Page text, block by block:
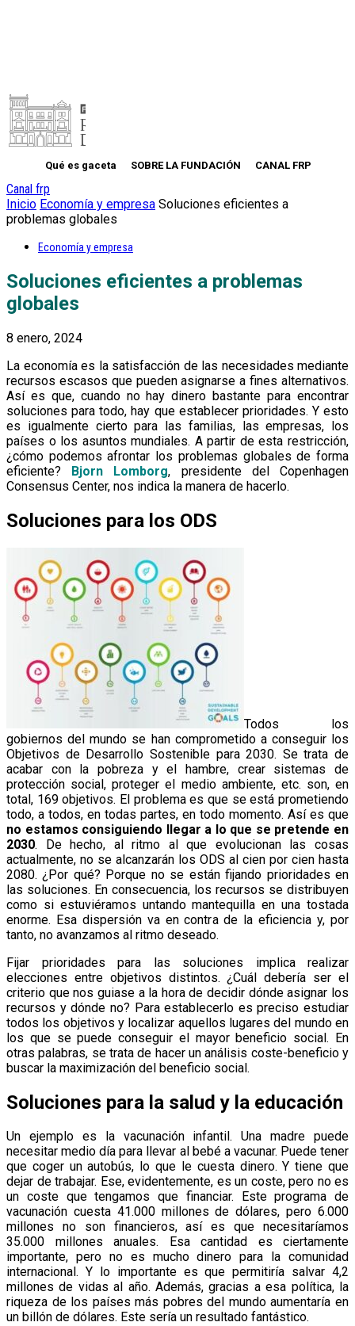
Qué es gaceta SOBRE LA FUNDACIÓN CANAL FRP
Canal frp
Inicio Economía y empresa Soluciones eficientes a
problemas globales
Economía y empresa
Soluciones eficientes a problemas
globales
8 enero, 2024
La economía es la satisfacción de las necesidades mediante
recursos escasos que pueden asignarse a fines alternativos.
Así es que, cuando no hay dinero bastante para encontrar
soluciones para todo, hay que establecer prioridades. Y esto
es igualmente cierto para las familias, las empresas, los
países o los asuntos mundiales. A partir de esta restricción,
¿cómo podemos afrontar los problemas globales de forma
eficiente? Bjorn Lomborg, presidente del Copenhagen
Consensus Center, nos indica la manera de hacerlo.
Soluciones para los ODS
Todos los
gobiernos del mundo se han comprometido a conseguir los
Objetivos de Desarrollo Sostenible para 2030. Se trata de
acabar con la pobreza y el hambre, crear sistemas de
protección social, proteger el medio ambiente, etc. son, en
total, 169 objetivos. El problema es que se está prometiendo
todo, a todos, en todas partes, en todo momento. Así es que
no estamos consiguiendo llegar a lo que se pretende en
2030. De hecho, al ritmo al que evolucionan las cosas
actualmente, no se alcanzarán los ODS al cien por cien hasta
2080. ¿Por qué? Porque no se están fijando prioridades en
las soluciones. En consecuencia, los recursos se distribuyen
como si estuviéramos untando mantequilla en una tostada
enorme. Esa dispersión va en contra de la eficiencia y, por
tanto, no avanzamos al ritmo deseado.
Fijar prioridades para las soluciones implica realizar
elecciones entre objetivos distintos. ¿Cuál debería ser el
criterio que nos guiase a la hora de decidir dónde asignar los
recursos y dónde no? Para establecerlo es preciso estudiar
todos los objetivos y localizar aquellos lugares del mundo en
los que se puede conseguir el mayor beneficio social. En
otras palabras, se trata de hacer un análisis coste-beneficio y
buscar la maximización del beneficio social.
Soluciones para la salud y la educación
Un ejemplo es la vacunación infantil. Una madre puede
necesitar medio día para llevar al bebé a vacunar. Puede tener
que coger un autobús, lo que le cuesta dinero. Y tiene que
dejar de trabajar. Ese, evidentemente, es un coste, pero no es
un coste que tengamos que financiar. Este programa de
vacunación cuesta 41.000 millones de dólares, pero 6.000
millones no son financieros, así es que necesitaríamos
35.000 millones anuales. Esa cantidad es ciertamente
importante, pero no es mucho dinero para la comunidad
internacional. Y lo importante es que permitiría salvar 4,2
millones de vidas al año. Además, gracias a esa política, la
riqueza de los países más pobres del mundo aumentaría en
un billón de dólares. Este sería un resultado fantástico.